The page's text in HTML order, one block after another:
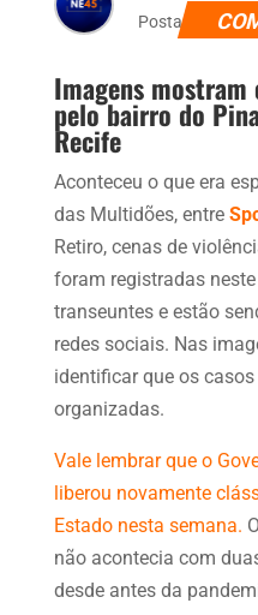
Postado dia 11
Imagens
pelo bairro do
Recife
Aconteceu o que era
das Multidões, entre
Retiro, cenas de
foram registradas
transeuntes e estão
redes sociais. Nas
identificar que os
organizadas.
Vale lembrar que o
liberou novamente
Estado nesta semana.
não acontecia com
desde antes da